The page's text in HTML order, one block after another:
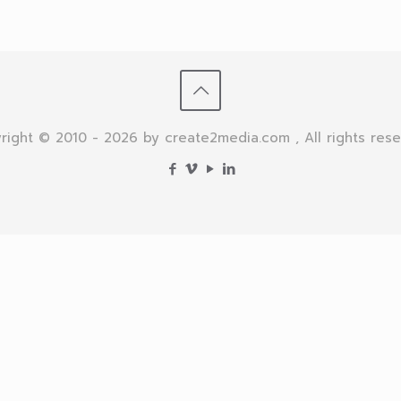
© 2010 - 2026 by create2media.com , All rights